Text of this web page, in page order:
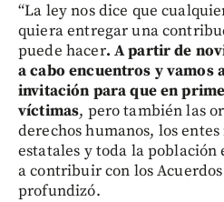
“La ley nos dice que
quiera entregar una
puede hacer. A partir de
a cabo encuentros y vamos
invitación para que en
víctimas, pero también las
derechos humanos, los
estatales y toda la población
a contribuir con los Acuerdos
profundizó.